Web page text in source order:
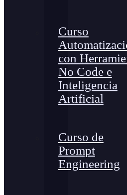
Curso
con
No Code e
Inteligencia
Artificial
Curso de
Prompt
Engineering